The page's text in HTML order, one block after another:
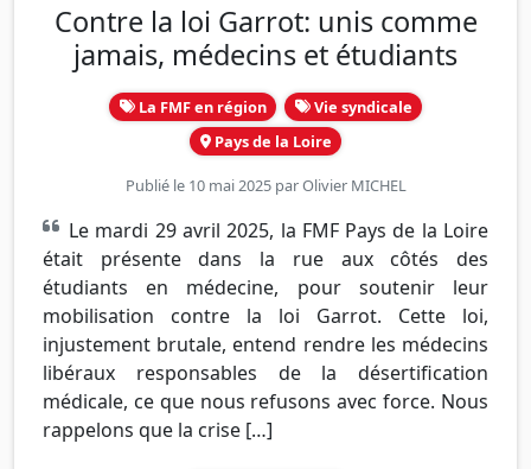
Contre la loi Garrot: unis comme
jamais, médecins et étudiants
La FMF en région
Vie syndicale
Pays de la Loire
Publié le 10 mai 2025 parOlivier MICHEL
Le mardi 29 avril 2025, la FMF Pays de la Loire
était présente dans la rue aux côtés des
étudiants en médecine, pour soutenir leur
mobilisation contre la loi Garrot. Cette loi,
injustement brutale, entend rendre les médecins
libéraux responsables de la désertification
médicale, ce que nous refusons avec force. Nous
rappelons que la crise […]